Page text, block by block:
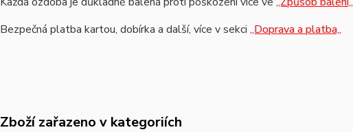
Bezpečná platba kartou, dobírka a další, více v sekci ,,Doprava a platba,,
Zboží zařazeno v kategoriích